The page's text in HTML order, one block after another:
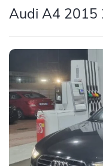
Audi A4 2015